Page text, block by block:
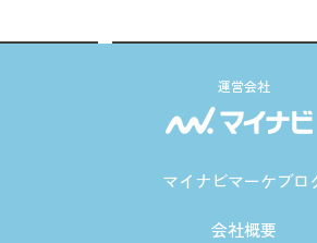
運営会社
マイナビマーケブロ
会社概要